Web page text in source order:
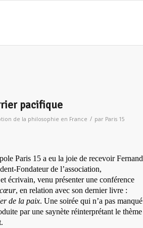
pacifique
de la philosophie en France / par Paris 15
Paris 15 a eu la joie de recevoir Fernand
Fondateur de l’association,
écrivain, venu présenter une conférence
, en relation avec son dernier livre :
de la paix. Une soirée qui n’a pas manqué
par une saynète réinterprétant le thème